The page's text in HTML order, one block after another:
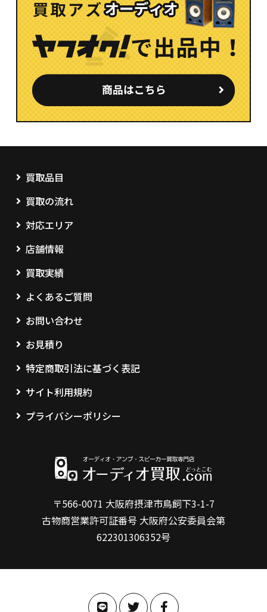
買取品目
買取の流れ
対応エリア
店舗情報
買取実績
よくあるご質問
お問い合わせ
お見積り
特定商取引法に基づく表記
サイト利用規約
プライバシーポリシー
〒566-0071 大阪府摂津市鳥飼下3-1-7
古物商営業許可証番号 大阪府公安委員会第
622301306352号